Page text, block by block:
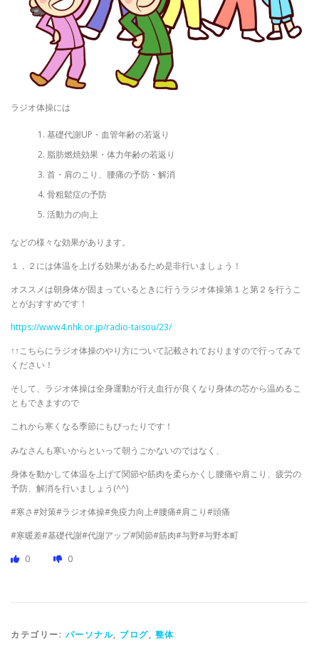
ラジオ体操には
基礎代謝UP・血管年齢の若返り
脂肪燃焼効果・体力年齢の若返り
首・肩のこり、腰痛の予防・解消
骨粗鬆症の予防
活動力の向上
などの様々な効果があります。
１，２には体温を上げる効果があるため是非行いましょう！
オススメは朝身体が固まっているときに行うラジオ体操第１と第２を行うこ
とがおすすめです！
https://www4.nhk.or.jp/radio-taisou/23/
↑↑こちらにラジオ体操のやり方について記載されておりますので行ってみて
ください！
そして、ラジオ体操は全身運動が行え血行が良くなり身体の芯から温めるこ
ともできますので
これから寒くなる季節にもぴったりです！
みなさんも寒いからといって朝うごかないのではなく、
身体を動かして体温を上げて関節や筋肉を柔らかくし腰痛や肩こり、疲労の
予防、解消を行いましょう(^^)
#寒さ#対策#ラジオ体操#免疫力向上#腰痛#肩こり#頭痛
#寒暖差#基礎代謝#代謝アップ#関節#筋肉#与野#与野本町
0
0
カテゴリー: パーソナル, ブログ, 整体